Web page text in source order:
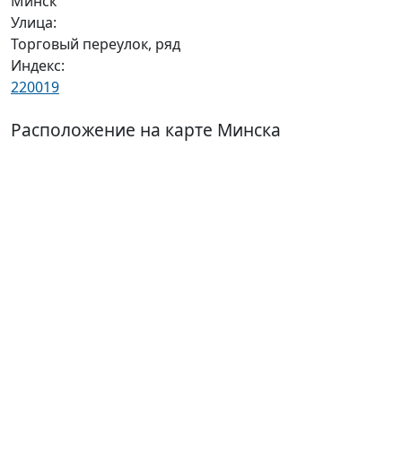
Улица:
Торговый переулок, ряд
Индекс:
220019
Расположение на карте Минска